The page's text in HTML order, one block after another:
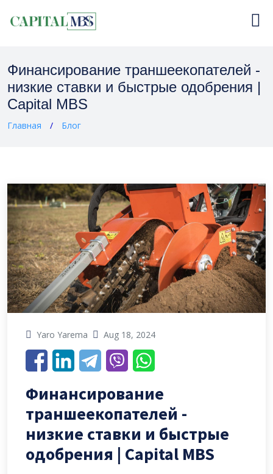
Финансирование траншеекопателей -
низкие ставки и быстрые одобрения |
Capital MBS
Главная Блог
Yaro Yarema Aug 18, 2024
Финансирование
траншеекопателей -
низкие ставки и быстрые
одобрения | Capital MBS